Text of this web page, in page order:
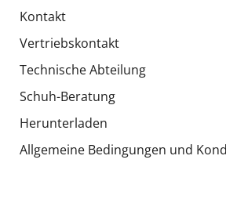
Kontakt
Vertriebskontakt
Technische Abteilung
Schuh-Beratung
Herunterladen
Allgemeine Bedingungen und